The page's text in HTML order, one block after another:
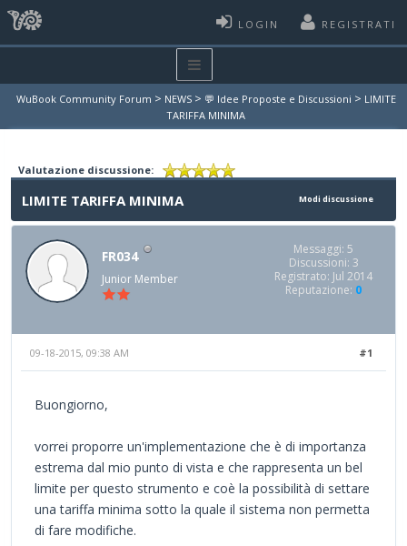
LOGIN REGISTRATI
WuBook Community Forum > NEWS > 💬 Idee Proposte e Discussioni > LIMITE
TARIFFA MINIMA
Valutazione discussione:
Modi discussione
LIMITE TARIFFA MINIMA
FR034
Junior Member
Messaggi: 5
Discussioni: 3
Registrato: Jul 2014
Reputazione: 0
#1
09-18-2015, 09:38 AM
Buongiorno,
vorrei proporre un'implementazione che è di importanza
estrema dal mio punto di vista e che rappresenta un bel
limite per questo strumento e coè la possibilità di settare
una tariffa minima sotto la quale il sistema non permetta
di fare modifiche.